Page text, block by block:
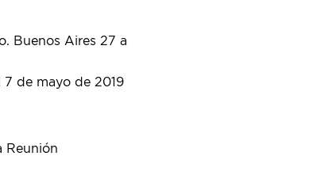
Buenos Aires 27 a
de mayo de 2019
Reunión